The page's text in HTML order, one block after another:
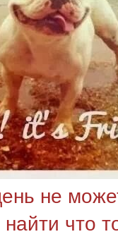
не
что